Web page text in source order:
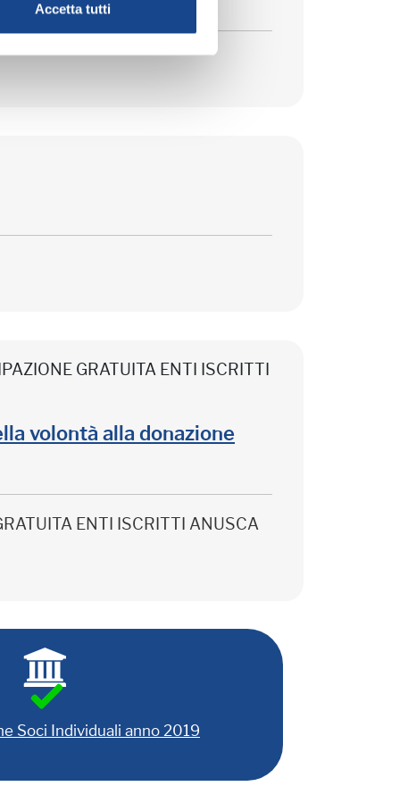
Accetta tutti
GRATUITA ENTI ISCRITTI
volontà alla donazione
ENTI ISCRITTI ANUSCA
Soci Individuali anno 2019